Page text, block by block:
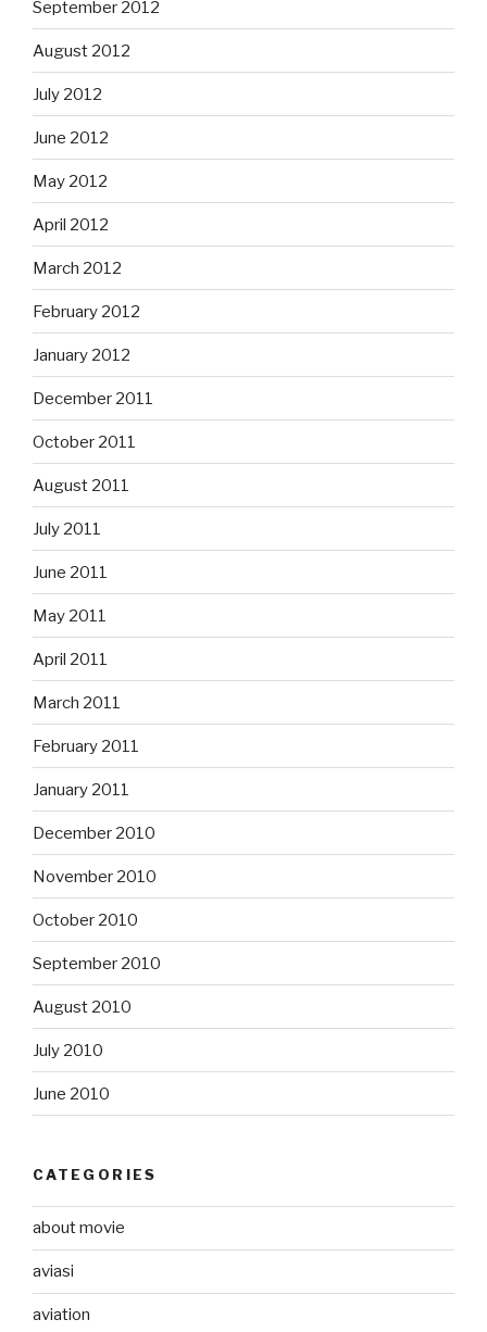
September 2012
August 2012
July 2012
June 2012
May 2012
April 2012
March 2012
February 2012
January 2012
December 2011
October 2011
August 2011
July 2011
June 2011
May 2011
April 2011
March 2011
February 2011
January 2011
December 2010
November 2010
October 2010
September 2010
August 2010
July 2010
June 2010
CATEGORIES
about movie
aviasi
aviation